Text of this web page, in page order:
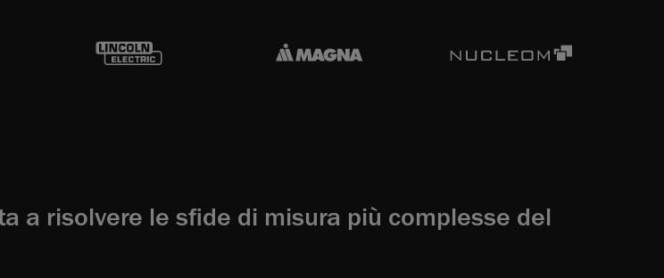
a risolvere le sfide di misura più complesse del